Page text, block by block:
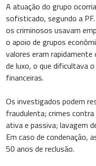
A atuação do grupo
sofisticado, segundo a
os criminosos usavam
o apoio de grupos
valores eram
de luxo, o que dificultava
financeiras.
Os investigados podem
fraudulenta; crimes
ativa e passiva; lavagem
Em caso de condenação,
50 anos de reclusão.